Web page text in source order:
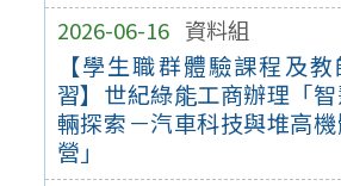
2026-06-16 資料組
【學生職群體驗課程及
習】世紀綠能工商辦理「
輛探索－汽車科技與堆高
營」